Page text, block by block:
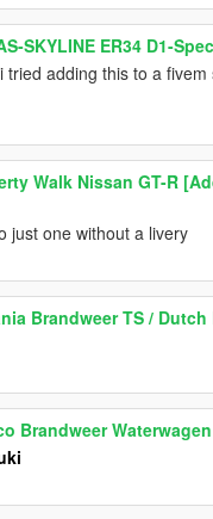
SKYLINE ER34 D1-
tried adding this to a
Walk Nissan GT-R
just one without a livery
Brandweer TS /
Brandweer